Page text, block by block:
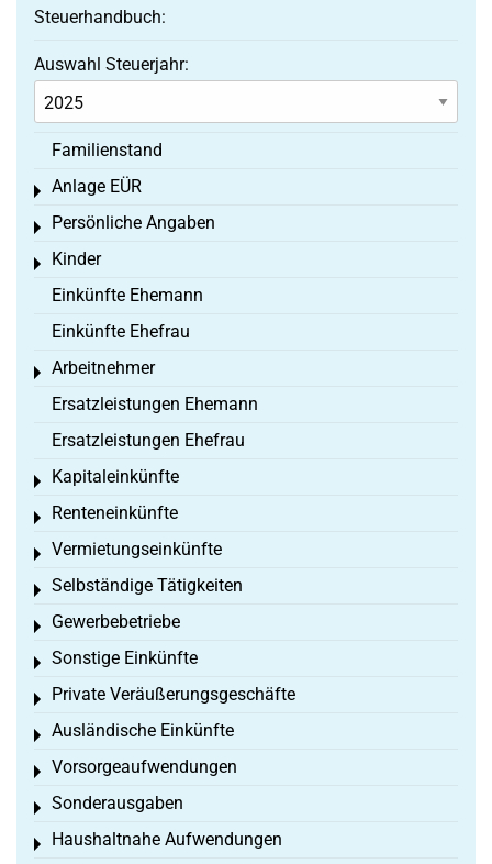
Steuerhandbuch:
Auswahl Steuerjahr:
Familienstand
Anlage EÜR
Toggle menu
Persönliche Angaben
Toggle menu
Kinder
Toggle menu
Einkünfte Ehemann
Einkünfte Ehefrau
Arbeitnehmer
Toggle menu
Ersatzleistungen Ehemann
Ersatzleistungen Ehefrau
Kapitaleinkünfte
Toggle menu
Renteneinkünfte
Toggle menu
Vermietungseinkünfte
Toggle menu
Selbständige Tätigkeiten
Toggle menu
Gewerbebetriebe
Toggle menu
Sonstige Einkünfte
Toggle menu
Private Veräußerungsgeschäfte
Toggle menu
Ausländische Einkünfte
Toggle menu
Vorsorgeaufwendungen
Toggle menu
Sonderausgaben
Toggle menu
Haushaltnahe Aufwendungen
Toggle menu